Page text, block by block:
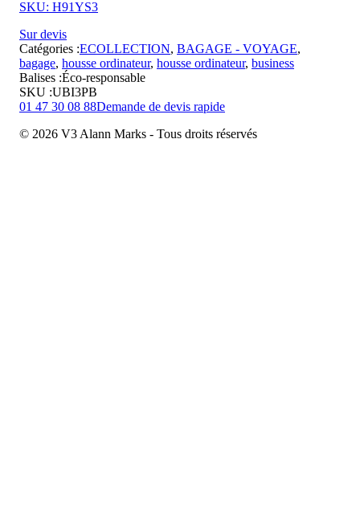
SKU: H91YS3
Sur devis
Catégories :ECOLLECTION, BAGAGE - VOYAGE,
bagage, housse ordinateur, housse ordinateur, business
Balises :Éco-responsable
SKU :UBI3PB
01 47 30 08 88Demande de devis rapide
© 2026 V3 Alann Marks - Tous droits réservés